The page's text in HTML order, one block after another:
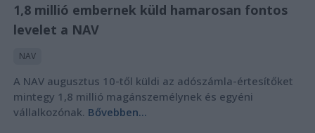
1,8 millió embernek küld hamarosan fontos
levelet a NAV
NAV
A NAV augusztus 10-től küldi az adószámla-értesítőket
mintegy 1,8 millió magánszemélynek és egyéni
vállalkozónak. Bővebben...